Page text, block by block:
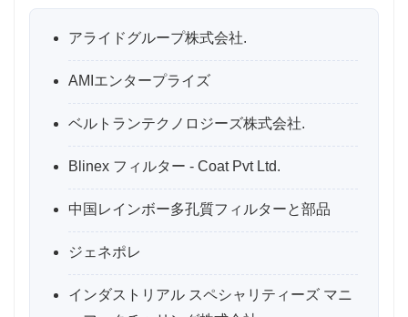
アライドグループ株式会社.
AMIエンタープライズ
ベルトランテクノロジーズ株式会社.
Blinex フィルター - Coat Pvt Ltd.
中国レインボー多孔質フィルターと部品
ジェネポレ
インダストリアル スペシャリティーズ マニ